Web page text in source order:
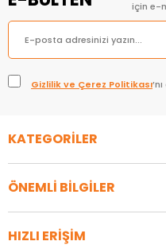
için e-
Gizlilik ve Çerez Politikası
KATEGORİLER
ÖNEMLİ BİLGİLER
HIZLI ERİŞİM